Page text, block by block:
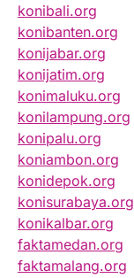
konibali.org
konibanten.org
konijabar.org
konijatim.org
konimaluku.org
konilampung.org
konipalu.org
koniambon.org
konidepok.org
konisurabaya.org
konikalbar.org
faktamedan.org
faktamalang.org